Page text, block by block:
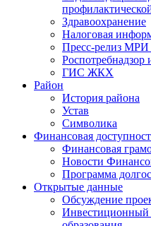
Здравоохранение
Налоговая
Пресс-релиз
Роспотребнадзор
ГИС ЖКХ
Район
История района
Устав
Символика
Финансовая
Финансовая
Новости
Программа
Открытые данные
Обсуждение
Инвестиционный